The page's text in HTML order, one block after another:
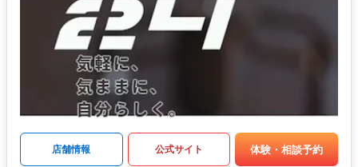
店舗情報 公式サイト 体験・相談予約